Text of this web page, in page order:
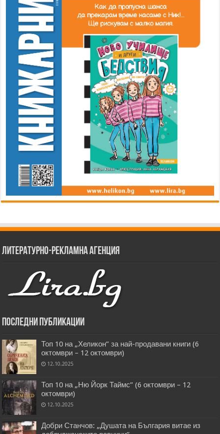
Литературно-рекламна агенция
Последни публикации
Топ 10 на „Хеликон” за най-продавани книги (6
октомври – 12 октомври)
12.10.2025
Топ 10 на „Ню Йорк Таймс” (6 октомври – 12
октомври)
12.10.2025
Добри Станчов: „Душата на България витае из